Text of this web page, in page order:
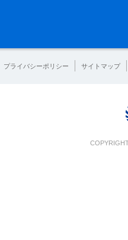
プライバシーポリシー サイトマップ